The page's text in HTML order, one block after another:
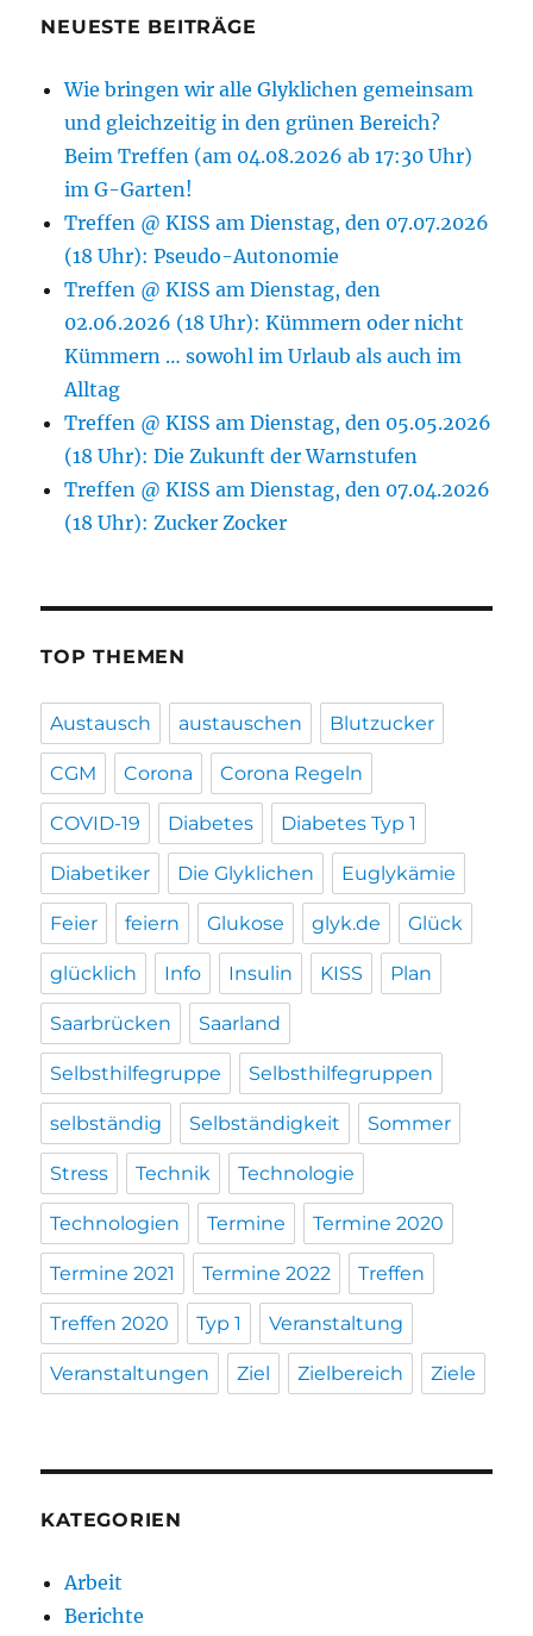
NEUESTE BEITRÄGE
Wie bringen wir alle Glyklichen gemeinsam
und gleichzeitig in den grünen Bereich?
Beim Treffen (am 04.08.2026 ab 17:30 Uhr)
im G-Garten!
Treffen @ KISS am Dienstag, den 07.07.2026
(18 Uhr): Pseudo-Autonomie
Treffen @ KISS am Dienstag, den
02.06.2026 (18 Uhr): Kümmern oder nicht
Kümmern … sowohl im Urlaub als auch im
Alltag
Treffen @ KISS am Dienstag, den 05.05.2026
(18 Uhr): Die Zukunft der Warnstufen
Treffen @ KISS am Dienstag, den 07.04.2026
(18 Uhr): Zucker Zocker
TOP THEMEN
Austausch austauschen Blutzucker
CGM Corona Corona Regeln
COVID-19 Diabetes Diabetes Typ 1
Diabetiker Die Glyklichen Euglykämie
Feier feiern Glukose glyk.de Glück
glücklich Info Insulin KISS Plan
Saarbrücken Saarland
Selbsthilfegruppe Selbsthilfegruppen
selbständig Selbständigkeit Sommer
Stress Technik Technologie
Technologien Termine Termine 2020
Termine 2021 Termine 2022 Treffen
Treffen 2020 Typ 1 Veranstaltung
Veranstaltungen Ziel Zielbereich Ziele
KATEGORIEN
Arbeit
Berichte